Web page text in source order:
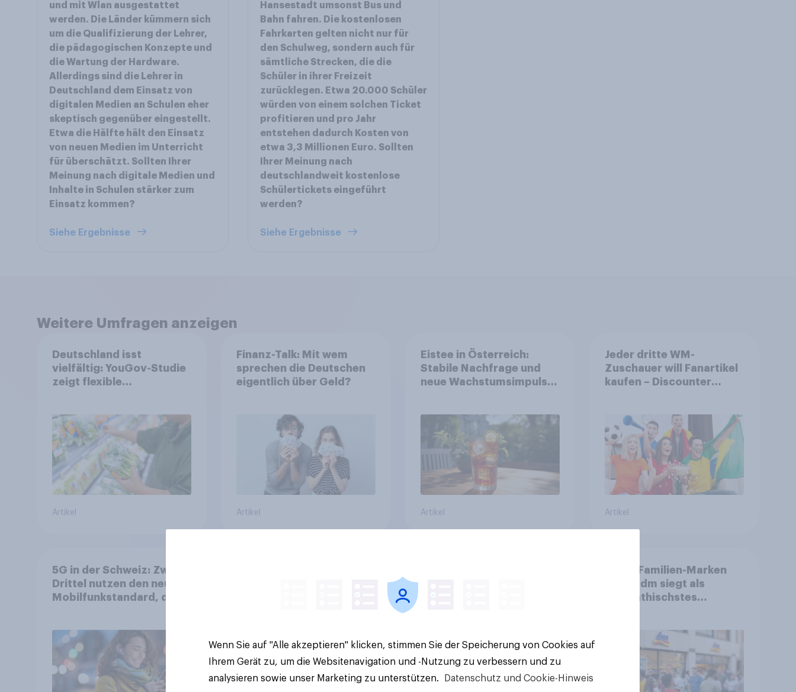
und mit Wlan ausgestattet
werden. Die Länder kümmern sich
um die Qualifizierung der Lehrer,
die pädagogischen Konzepte und
die Wartung der Hardware.
Allerdings sind die Lehrer in
Deutschland dem Einsatz von
digitalen Medien an Schulen eher
skeptisch gegenüber eingestellt.
Etwa die Hälfte hält den Einsatz
von neuen Medien im Unterricht
für überschätzt. Sollten Ihrer
Meinung nach digitale Medien und
Inhalte in Schulen stärker zum
Einsatz kommen?
Siehe Ergebnisse
Hansestadt umsonst Bus und
Bahn fahren. Die kostenlosen
Fahrkarten gelten nicht nur für
den Schulweg, sondern auch für
sämtliche Strecken, die die
Schüler in ihrer Freizeit
zurücklegen. Etwa 20.000 Schüler
würden von einem solchen Ticket
profitieren und pro Jahr
entstehen dadurch Kosten von
etwa 3,3 Millionen Euro. Sollten
Ihrer Meinung nach
deutschlandweit kostenlose
Schülertickets eingeführt
werden?
Siehe Ergebnisse
Weitere Umfragen anzeigen
Deutschland isst
vielfältig: YouGov-Studie
zeigt flexible
Artikel
Finanz-Talk: Mit wem
sprechen die Deutschen
eigentlich über Geld?
Artikel
Eistee in Österreich:
Stabile Nachfrage und
neue Wachstumsimpulse
Artikel
Jeder dritte WM-
Zuschauer will Fanartikel
kaufen – Discounter
Artikel
5G in der Schweiz: Zwei
Drittel nutzen den neuen
Mobilfunkstandard, doch
zeigten vor Turnierstart
schnelle
Beste Familien-Marken
2026: dm siegt als
sympathischstes
Wenn Sie auf "Alle akzeptieren" klicken, stimmen Sie der Speicherung von Cookies auf
Ihrem Gerät zu, um die Websitenavigation und -Nutzung zu verbessern und zu
analysieren sowie unser Marketing zu unterstützen.
Datenschutz und Cookie-Hinweis